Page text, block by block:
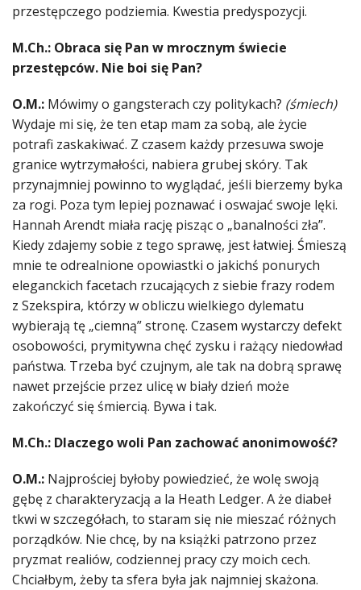
przestępczego podziemia. Kwestia predyspozycji.
M.Ch.: Obraca się Pan w mrocznym świecie
przestępców. Nie boi się Pan?
O.M.: Mówimy o gangsterach czy politykach? (śmiech)
Wydaje mi się, że ten etap mam za sobą, ale życie
potrafi zaskakiwać. Z czasem każdy przesuwa swoje
granice wytrzymałości, nabiera grubej skóry. Tak
przynajmniej powinno to wyglądać, jeśli bierzemy byka
za rogi. Poza tym lepiej poznawać i oswajać swoje lęki.
Hannah Arendt miała rację pisząc o „banalności zła”.
Kiedy zdajemy sobie z tego sprawę, jest łatwiej. Śmieszą
mnie te odrealnione opowiastki o jakichś ponurych
eleganckich facetach rzucających z siebie frazy rodem
z Szekspira, którzy w obliczu wielkiego dylematu
wybierają tę „ciemną” stronę. Czasem wystarczy defekt
osobowości, prymitywna chęć zysku i rażący niedowład
państwa. Trzeba być czujnym, ale tak na dobrą sprawę
nawet przejście przez ulicę w biały dzień może
zakończyć się śmiercią. Bywa i tak.
M.Ch.: Dlaczego woli Pan zachować anonimowość?
O.M.: Najprościej byłoby powiedzieć, że wolę swoją
gębę z charakteryzacją a la Heath Ledger. A że diabeł
tkwi w szczegółach, to staram się nie mieszać różnych
porządków. Nie chcę, by na książki patrzono przez
pryzmat realiów, codziennej pracy czy moich cech.
Chciałbym, żeby ta sfera była jak najmniej skażona.